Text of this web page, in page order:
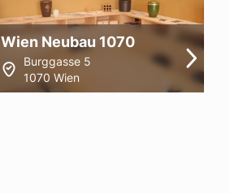
Wien Neubau 1070
Burggasse 5
1070 Wien